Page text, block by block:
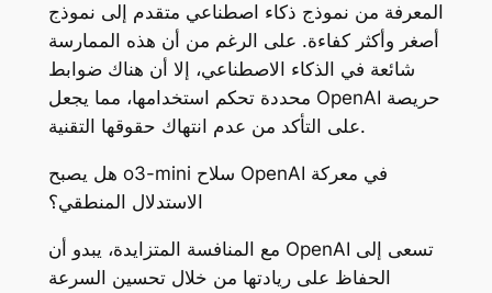
المعرفة من نموذج ذكاء اصطناعي متقدم إلى نموذج
أصغر وأكثر كفاءة. على الرغم من أن هذه الممارسة
شائعة في الذكاء الاصطناعي، إلا أن هناك ضوابط
محددة تحكم استخدامها، مما يجعل OpenAI حريصة
على التأكد من عدم انتهاك حقوقها التقنية.
هل يصبح o3-mini سلاح OpenAI في معركة
الاستدلال المنطقي؟
مع المنافسة المتزايدة، يبدو أن OpenAI تسعى إلى
الحفاظ على ريادتها من خلال تحسين السرعة